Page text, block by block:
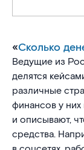
«Сколько
Ведущие из
делятся
различные
финансов у них
и описывают,
средства.